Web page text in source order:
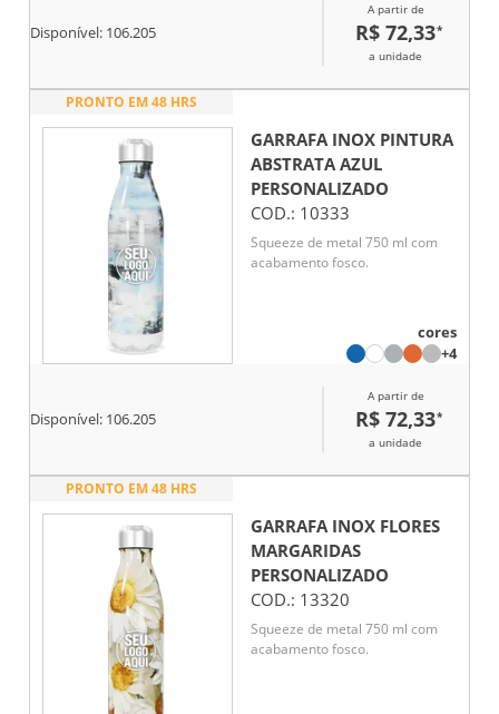
Disponível: 106.205
A partir de
R$ 72,33*
a unidade
PRONTO EM 48 HRS
GARRAFA INOX PINTURA
ABSTRATA AZUL
PERSONALIZADO
COD.: 10333
Squeeze de metal 750 ml com
acabamento fosco.
cores
+4
Disponível: 106.205
A partir de
R$ 72,33*
a unidade
PRONTO EM 48 HRS
GARRAFA INOX FLORES
MARGARIDAS
PERSONALIZADO
COD.: 13320
Squeeze de metal 750 ml com
acabamento fosco.